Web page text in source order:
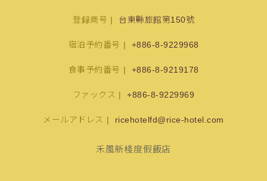
登録商号 台東縣旅館第150號
宿泊予約番号 +886-8-9229968
食事予約番号 +886-8-9219178
ファックス +886-8-9229969
メールアドレス ricehotelfd@rice-hotel.com
禾風新棧度假飯店